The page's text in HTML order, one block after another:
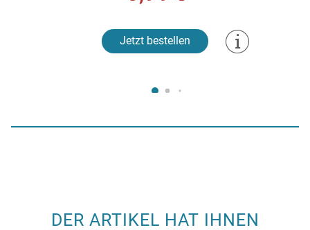
Jetzt bestellen
DER ARTIKEL HAT IHNEN